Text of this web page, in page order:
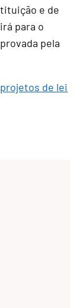
e de
para o
pela
de lei